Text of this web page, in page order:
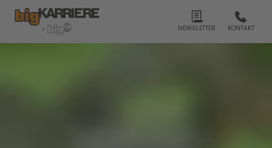
NEWSLETTER KONTAKT